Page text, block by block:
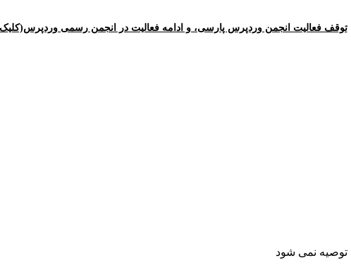
توقف فعالیت انجمن وردپرس پارسی، و ادامه فعالیت در انجمن رسمی وردپرس(کلیک
توصیه نمی شود